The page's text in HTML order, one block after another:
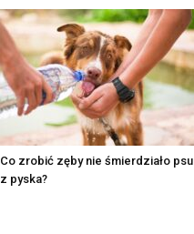
Co zrobić zęby nie śmierdziało psu
z pyska?